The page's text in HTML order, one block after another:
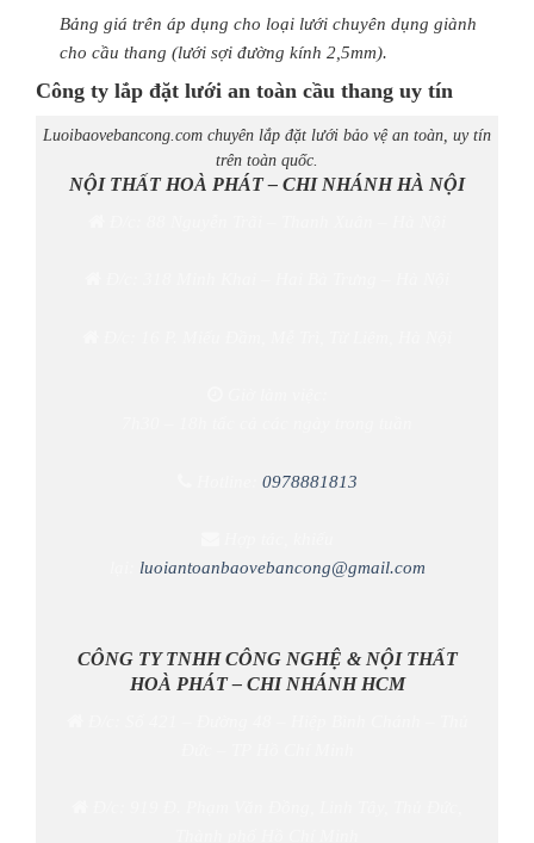
Bảng giá trên áp dụng cho loại lưới chuyên dụng giành
cho cầu thang (lưới sợi đường kính 2,5mm).
Công ty lắp đặt lưới an toàn cầu thang uy tín
Luoibaovebancong.com chuyên lắp đặt lưới bảo vệ an toàn, uy tín
trên toàn quốc.
NỘI THẤT HOÀ PHÁT – CHI NHÁNH HÀ NỘI
0978881813
luoiantoanbaovebancong@gmail.com
CÔNG TY TNHH CÔNG NGHỆ & NỘI THẤT
HOÀ PHÁT – CHI NHÁNH HCM